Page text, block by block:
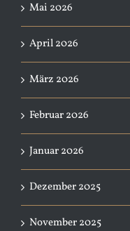
Mai 2026
April 2026
März 2026
Februar 2026
Januar 2026
Dezember 2025
November 2025